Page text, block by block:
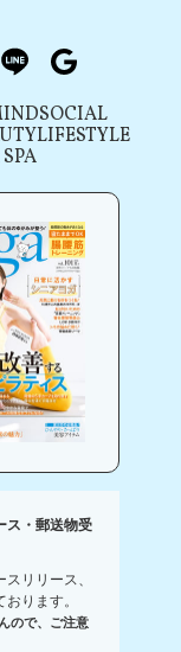
line
SOCIAL
LIFESTYLE
ス・郵送物受
リリース、
ります。
ので、ご注意